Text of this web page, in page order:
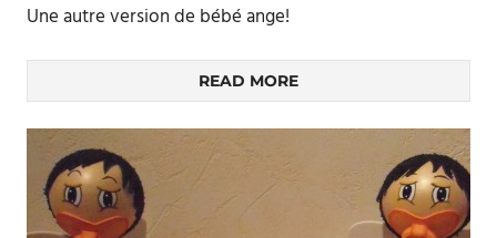
Une autre version de bébé ange!
READ MORE